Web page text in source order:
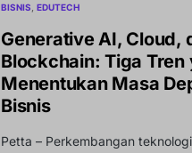
BISNIS EDUTECH
Generative AI, Cloud,
Blockchain: Tiga Tren
Menentukan Masa
Bisnis
Petta – Perkembangan